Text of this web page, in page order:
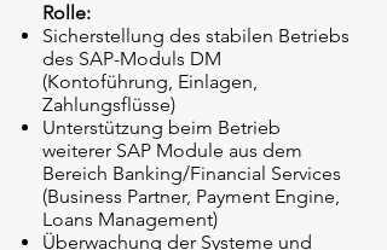
Rolle:
Sicherstellung des stabilen Betriebs
des SAP-Moduls DM
(Kontoführung, Einlagen,
Zahlungsflüsse)
Unterstützung beim Betrieb
weiterer SAP Module aus dem
Bereich Banking/Financial Services
(Business Partner, Payment Engine,
Loans Management)
Überwachung der Systeme und